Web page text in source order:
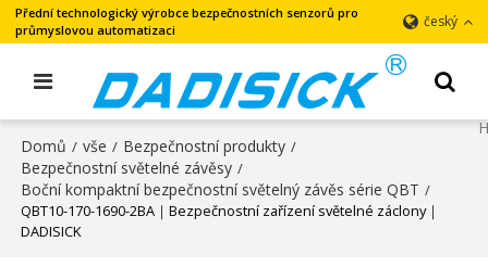
Přední technologický výrobce bezpečnostních senzorů pro
průmyslovou automatizaci
český
Domů / vše / Bezpečnostní produkty /
Bezpečnostní světelné závěsy /
Boční kompaktní bezpečnostní světelný závěs série QBT /
QBT10-170-1690-2BA｜Bezpečnostní zařízení světelné záclony｜
DADISICK